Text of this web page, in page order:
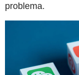
problema.